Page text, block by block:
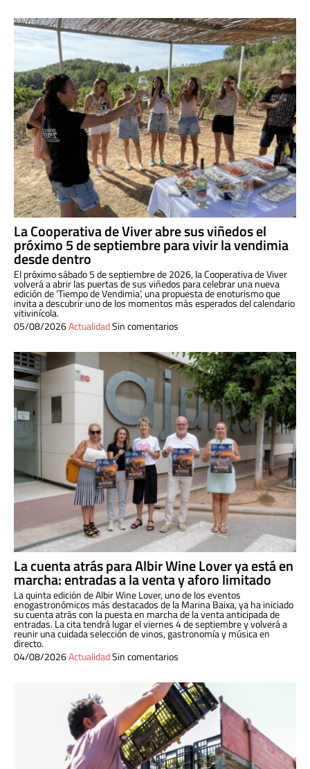
La Cooperativa de Viver abre sus viñedos el
próximo 5 de septiembre para vivir la vendimia
desde dentro
El próximo sábado 5 de septiembre de 2026, la Cooperativa de Viver
volverá a abrir las puertas de sus viñedos para celebrar una nueva
edición de ‘Tiempo de Vendimia’, una propuesta de enoturismo que
invita a descubrir uno de los momentos más esperados del calendario
vitivinícola.
05/08/2026ActualidadSin comentarios
La cuenta atrás para Albir Wine Lover ya está en
marcha: entradas a la venta y aforo limitado
La quinta edición de Albir Wine Lover, uno de los eventos
enogastronómicos más destacados de la Marina Baixa, ya ha iniciado
su cuenta atrás con la puesta en marcha de la venta anticipada de
entradas. La cita tendrá lugar el viernes 4 de septiembre y volverá a
reunir una cuidada selección de vinos, gastronomía y música en
directo.
04/08/2026ActualidadSin comentarios